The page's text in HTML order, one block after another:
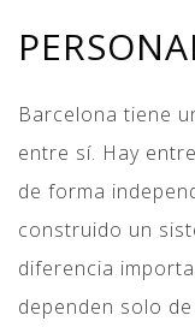
Barcelona tiene
entre sí. Hay
de forma
construido un
diferencia
dependen solo